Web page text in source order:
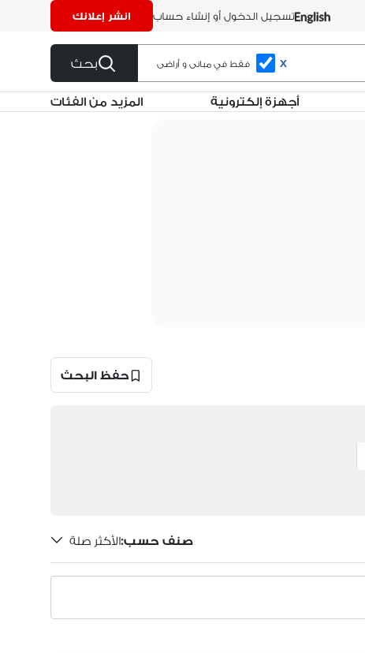
تسجيل الدخول أو إنشاء حساب انشر إعلانك
X فقط في مبانى و أراضى بحث
أجهزة إلكترونية المزيد من الفئات
حفظ البحث
صنف حسب:الأكثر صلة